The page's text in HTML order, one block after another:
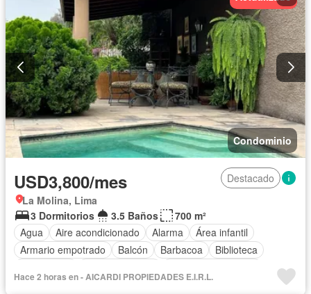
Piscina
Vigilante Sauna Seguridad
Terraza
Permite mascotas
Permite niños
Solo familias
Sin amoblar
Condominio
USD3,800/mes
Destacado
La Molina, Lima
3 Dormitorios
3.5 Baños
700 m²
Agua
Aire acondicionado Alarma
Área infantil
Armario empotrado
Balcón Barbacoa
Biblioteca
Chimenea
Tanque de agua
Cocina integral
Hace 2 horas en - AICARDI PROPIEDADES E.I.R.L.